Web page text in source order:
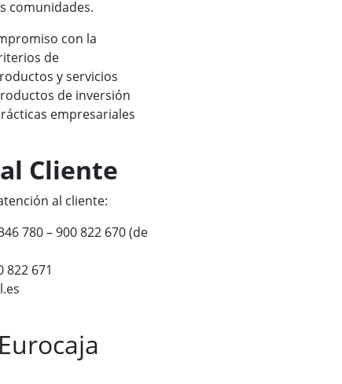
comunidades.
con la
de
y servicios
de inversión
empresariales
Cliente
al cliente:
780 – 900 822 670 (de
822 671